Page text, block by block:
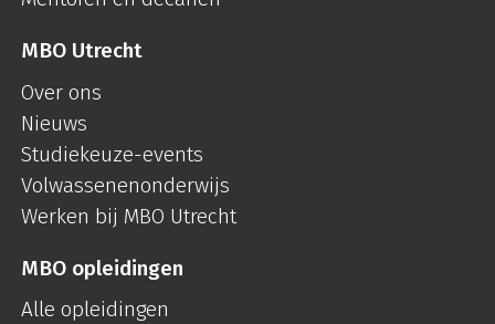
MBO Utrecht
Over ons
Nieuws
Studiekeuze-events
Volwassenenonderwijs
Werken bij MBO Utrecht
MBO opleidingen
Alle opleidingen